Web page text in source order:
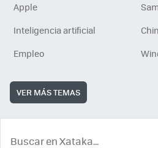
Apple
Inteligencia artificial
Empleo
VER MÁS TEMAS